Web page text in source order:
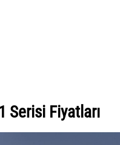
Serisi Fiyatları